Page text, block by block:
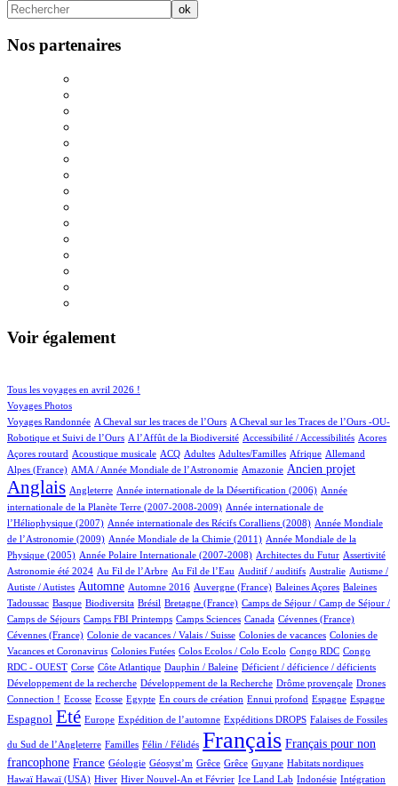
Nos partenaires
Voir également
Tous les voyages en avril 2026 !
62/475
Voyages Photos
50/475
Voyages Randonnée
4/475 A Cheval sur les traces de l’Ours
4/475
A Cheval sur les Traces de l’Ours -OU-
Robotique et Suivi de l’Ours
2/475 A l’Affût de la Biodiversité
1/475 Accessibilité / Accessibilités
1/475 Acores
1/475
Açores routard
1/475 Acoustique musicale
27/475 ACQ
17/475 Adultes
10/475 Adultes/Familles
2/475 Afrique
17/475 Allemand
17/475
Alpes (France)
12/475 AMA / Année Mondiale de l’Astronomie
2/475 Amazonie
165/475 Ancien projet
359/475
Anglais
57/475 Angleterre
6/475 Année internationale de la Désertification (2006)
13/475
Année
internationale de la Planète Terre (2007-2008-2009)
4/475
Année internationale de
l’Héliophysique (2007)
1/475 Année internationale des Récifs Coralliens (2008)
12/475
Année Mondiale
de l’Astronomie (2009)
2/475 Année Mondiale de la Chimie (2011)
14/475
Année Mondiale de la
Physique (2005)
5/475 Année Polaire Internationale (2007-2008)
2/475 Architectes du Futur
1/475 Assertivité
10/475
Astronomie été 2024
9/475 Au Fil de l’Arbre
4/475 Au Fil de l’Eau
1/475 Auditif / auditifs
1/475 Australie
1/475
Autisme /
Autiste / Autistes
211/475 Automne
3/475 Automne 2016
5/475 Auvergne (France)
1/475 Baleines Açores
2/475
Baleines
Tadoussac
1/475 Basque
47/475 Biodiversita
1/475 Brésil
9/475 Bretagne (France)
29/475
Camps de Séjour / Camp de Séjour /
Camps de Séjours
1/475 Camps FBI Printemps
4/475 Camps Sciences
4/475 Canada
2/475 Cévennes (France)
1/475
Cévennes (France)
1/475 Colonie de vacances / Valais / Suisse
2/475 Colonies de vacances
3/475
Colonies de
Vacances et Coronavirus
1/475 Colonies Futées
1/475 Colos Ecolos / Colo Ecolo
1/475 Congo RDC
2/475
Congo
RDC - OUEST
1/475 Corse
9/475 Côte Atlantique
1/475 Dauphin / Baleine
1/475 Déficient / déficience / déficients
1/475
Développement de la recherche
1/475 Développement de la Recherche
1/475 Drôme provençale
10/475
Drones
Connection !
1/475 Ecosse
1/475 Ecosse
1/475 Egypte
9/475 En cours de création
1/475 Ennui profond
23/475 Espagne
12/475 Espagne
108/475
Espagnol
343/475 Eté
10/475 Europe
44/475 Expédition de l’automne
69/475 Expéditions DROPS
2/475 Falaises de Fossiles
du Sud de l’Angleterre Familles Félin / Félidés Français Français pour non
francophone
148/475 France
21/475 Géologie
1/475 Géosyst’m
1/475 Grêce
1/475 Grêce
1/475 Guyane
3/475 Habitats nordiques
1/475
Hawaï
1/475Hawaï (USA)
95/475 Hiver
15/475 Hiver Nouvel-An et Février
5/475 Ice Land Lab
1/475 Indonésie
1/475
Intégration